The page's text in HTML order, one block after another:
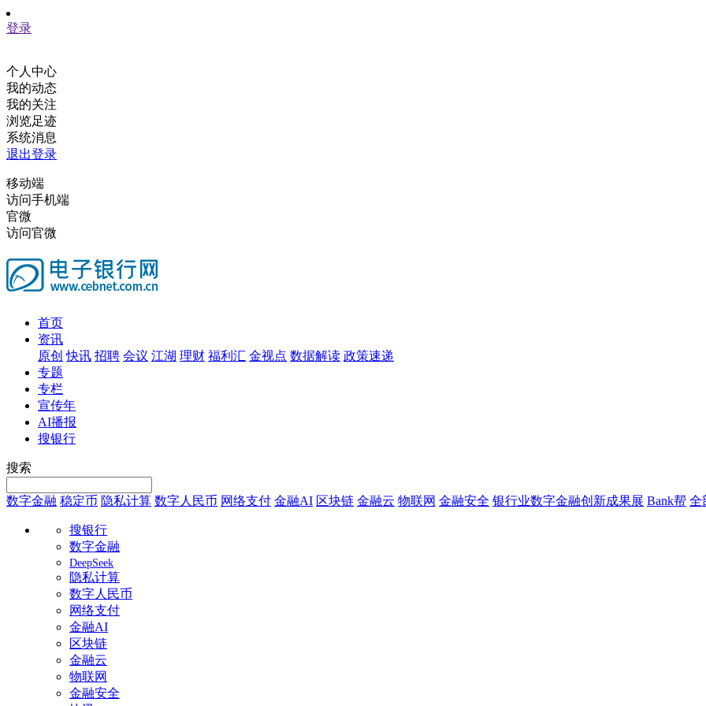
登录
个人中心
我的动态
我的关注
浏览足迹
系统消息
退出登录
移动端
访问手机端
官微
访问官微
首页
资讯
原创 快讯 招聘 会议 江湖 理财 福利汇 金视点 数据解读 政策速递
专题
专栏
宣传年
AI播报
搜银行
搜索
数字金融 稳定币 隐私计算 数字人民币 网络支付 金融AI 区块链 金融云 物联网 金融安全 银行业数字金融创新成果展 Bank帮 全
搜银行
数字金融
DeepSeek
隐私计算
数字人民币
网络支付
金融AI
区块链
金融云
物联网
金融安全